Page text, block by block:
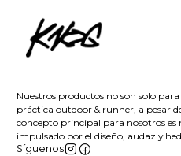
Nuestros productos no son solo
práctica outdoor & runner, a pesar
concepto principal para nosotros es
impulsado por el diseño, audaz y
Síguenos